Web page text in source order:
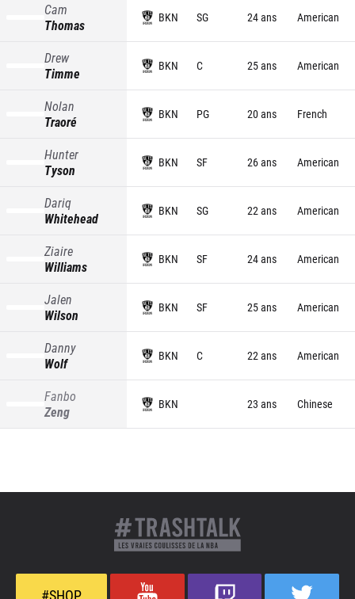
Cam
Thomas
BKN SG 24 ans American
Drew
Timme
BKN C 25 ans American
Nolan
Traoré
BKN PG 20 ans French
Hunter
Tyson
BKN SF 26 ans American
Dariq
Whitehead
BKN SG 22 ans American
Ziaire
Williams
BKN SF 24 ans American
Jalen
Wilson
BKN SF 25 ans American
Danny
Wolf
BKN C 22 ans American
Fanbo
Zeng
BKN 23 ans Chinese
#SHOP